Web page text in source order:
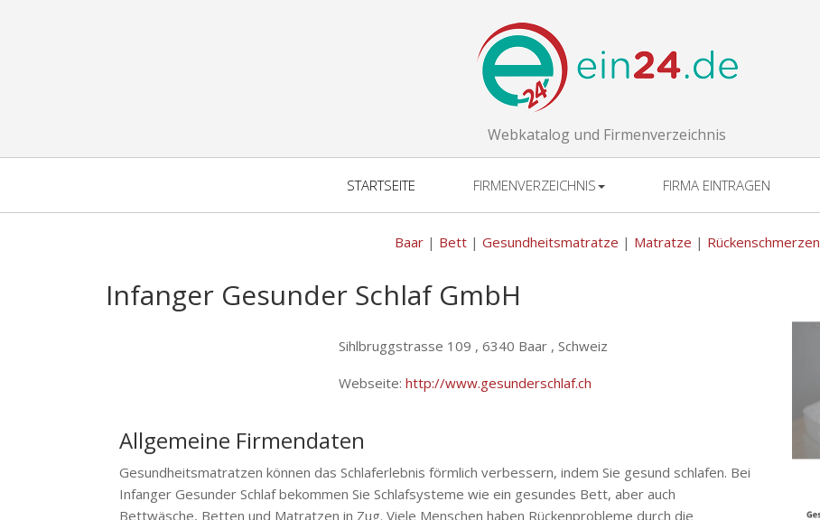
Webkatalog und Firmenverzeichnis
STARTSEITE FIRMENVERZEICHNIS FIRMA EINTRAGEN
Baar| Bett| Gesundheitsmatratze | Matratze | Rückenschmerzen
Infanger Gesunder Schlaf GmbH
Sihlbruggstrasse 109 ,6340 Baar , Schweiz
Webseite:http://www.gesunderschlaf.ch
Allgemeine Firmendaten
Gesundheitsmatratzen können das Schlaferlebnis förmlich verbessern, indem Sie gesund schlafen. Bei
Infanger Gesunder Schlaf bekommen Sie Schlafsysteme wie ein gesundes Bett, aber auch
Bettwäsche, Betten und Matratzen in Zug. Viele Menschen haben Rückenprobleme durch die